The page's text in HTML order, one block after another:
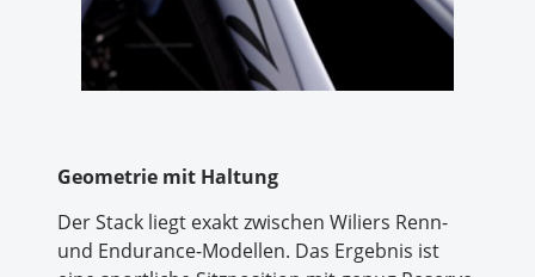
Geometrie mit Haltung
Der Stack liegt exakt zwischen Wiliers Renn-
und Endurance-Modellen. Das Ergebnis ist